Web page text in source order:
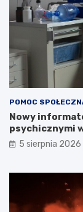
POMOC
Nowy
psychicznymi
5 sierpnia 2026